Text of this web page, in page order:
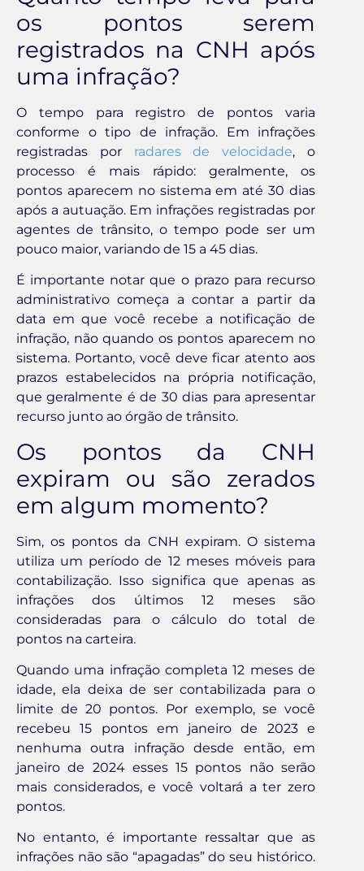
os pontos serem
registrados na CNH após
uma infração?
O tempo para registro de pontos varia
conforme o tipo de infração. Em infrações
registradas por radares de velocidade, o
processo é mais rápido: geralmente, os
pontos aparecem no sistema em até 30 dias
após a autuação. Em infrações registradas por
agentes de trânsito, o tempo pode ser um
pouco maior, variando de 15 a 45 dias.
É importante notar que o prazo para recurso
administrativo começa a contar a partir da
data em que você recebe a notificação de
infração, não quando os pontos aparecem no
sistema. Portanto, você deve ficar atento aos
prazos estabelecidos na própria notificação,
que geralmente é de 30 dias para apresentar
recurso junto ao órgão de trânsito.
Os pontos da CNH
expiram ou são zerados
em algum momento?
Sim, os pontos da CNH expiram. O sistema
utiliza um período de 12 meses móveis para
contabilização. Isso significa que apenas as
infrações dos últimos 12 meses são
consideradas para o cálculo do total de
pontos na carteira.
Quando uma infração completa 12 meses de
idade, ela deixa de ser contabilizada para o
limite de 20 pontos. Por exemplo, se você
recebeu 15 pontos em janeiro de 2023 e
nenhuma outra infração desde então, em
janeiro de 2024 esses 15 pontos não serão
mais considerados, e você voltará a ter zero
pontos.
No entanto, é importante ressaltar que as
infrações não são “apagadas” do seu histórico.